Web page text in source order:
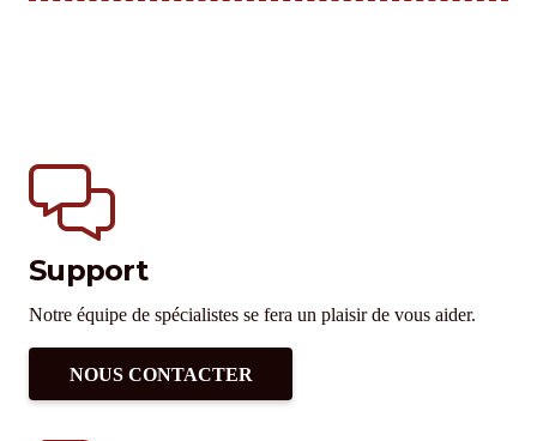
Support
Notre équipe de spécialistes se fera un plaisir de vous aider.
NOUS CONTACTER